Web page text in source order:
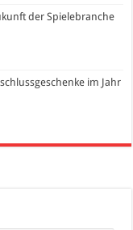
der Spielebranche
im Jahr